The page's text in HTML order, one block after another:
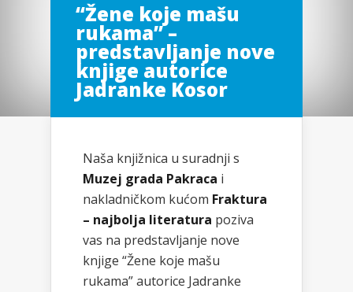
“Žene koje mašu
rukama” –
predstavljanje nove
knjige autorice
Jadranke Kosor
Naša knjižnica u suradnji s
Muzej grada Pakraca i
nakladničkom kućom Fraktura
– najbolja literatura poziva
vas na predstavljanje nove
knjige “Žene koje mašu
rukama” autorice Jadranke